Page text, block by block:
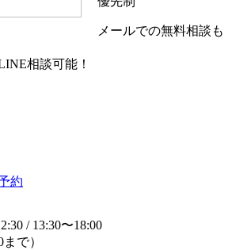
メールでの無料相談も
相談可能！
約
/ 13:30〜18:00
で）